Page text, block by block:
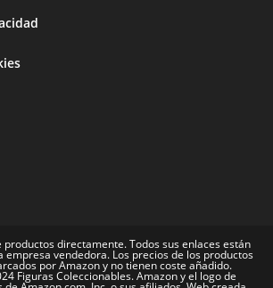
productos directamente. Todos sus enlaces están
empresa vendedora. Los precios de los productos
por Amazon y no tienen coste añadido.
Figuras Coleccionables. Amazon y el logo de